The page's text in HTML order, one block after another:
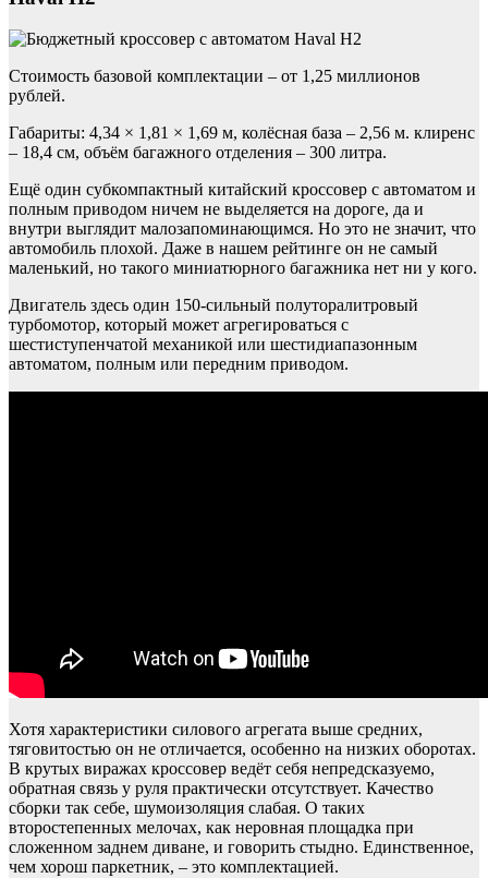
Стоимость базовой комплектации – от 1,25 миллионов
рублей.
Габариты: 4,34 × 1,81 × 1,69 м, колёсная база – 2,56 м. клиренс
– 18,4 см, объём багажного отделения – 300 литра.
Ещё один субкомпактный китайский кроссовер с автоматом и
полным приводом ничем не выделяется на дороге, да и
внутри выглядит малозапоминающимся. Но это не значит, что
автомобиль плохой. Даже в нашем рейтинге он не самый
маленький, но такого миниатюрного багажника нет ни у кого.
Двигатель здесь один 150-сильный полуторалитровый
турбомотор, который может агрегироваться с
шестиступенчатой механикой или шестидиапазонным
автоматом, полным или передним приводом.
Хотя характеристики силового агрегата выше средних,
тяговитостью он не отличается, особенно на низких оборотах.
В крутых виражах кроссовер ведёт себя непредсказуемо,
обратная связь у руля практически отсутствует. Качество
сборки так себе, шумоизоляция слабая. О таких
второстепенных мелочах, как неровная площадка при
сложенном заднем диване, и говорить стыдно. Единственное,
чем хорош паркетник, – это комплектацией.